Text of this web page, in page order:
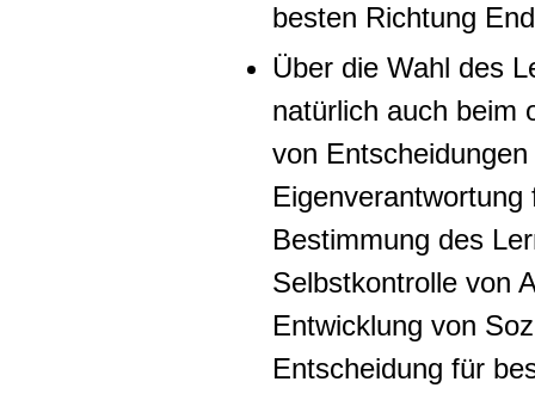
besten Richtung
Über die Wahl des
natürlich auch beim
von
Bestimmung des
Selbstkontrolle von
Entwicklung von
Entscheidung für